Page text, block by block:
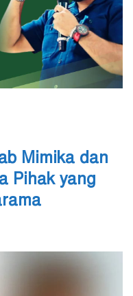
Mimika dan
Pihak yang